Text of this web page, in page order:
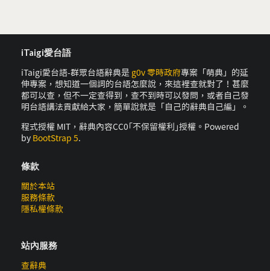
iTaigi愛台語
iTaigi愛台語-群眾台語辭典是 g0v 零時政府專案「萌典」的延
伸專案，想知道一個詞的台語怎麼說，來這裡查就對了！甚麼
都可以查，但不一定查得到，查不到時可以發問，或者自己發
明台語講法貢獻給大家，簡單說就是「自己的辭典自己編」。
程式授權 MIT，辭典內容CC0｢不保留權利｣授權。Powered
by BootStrap 5.
條款
關於本站
服務條款
隱私權條款
站內服務
查辭典